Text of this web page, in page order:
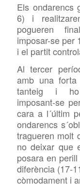
Els ondarencs
6) i
pogueren
imposar-se per
i el partit
Al tercer
amb una forta
tanteig i ho
imposant-se
cara a l´últim
ondarencs
tragueren molt
no deixar que
posara en
diferència (17-
còmodament i